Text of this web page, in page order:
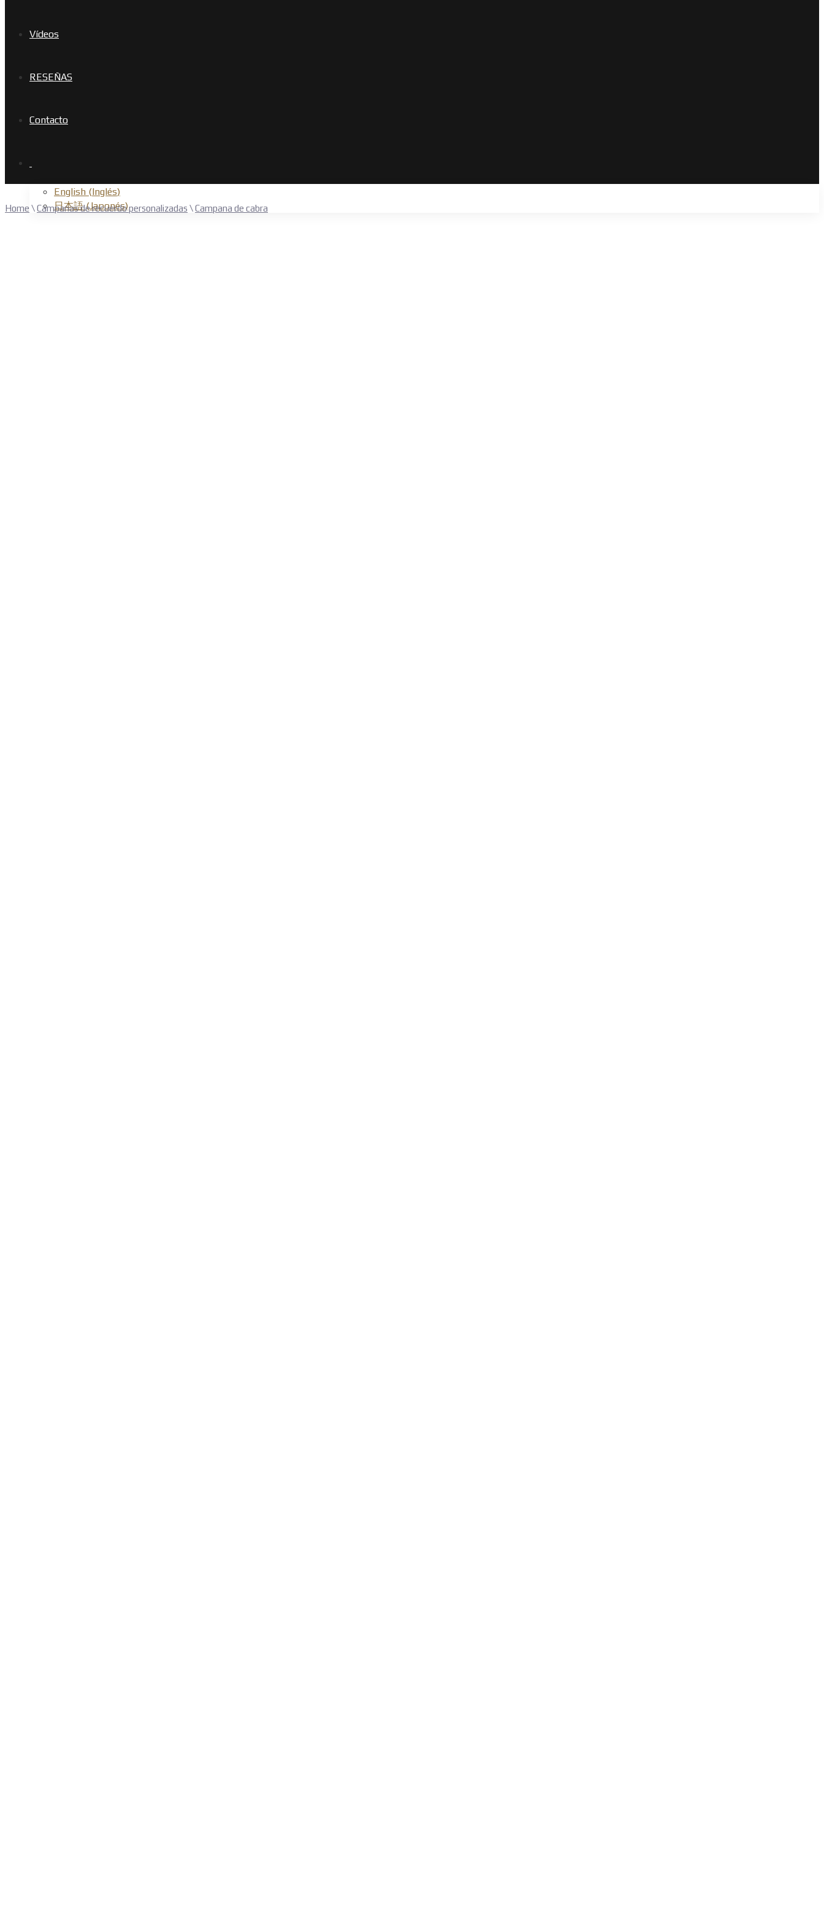
Vídeos
RESEÑAS
Contacto
English (Inglés)
日本語(Japonés)
Home \Campanas de recuerdo personalizadas \Campana de cabra